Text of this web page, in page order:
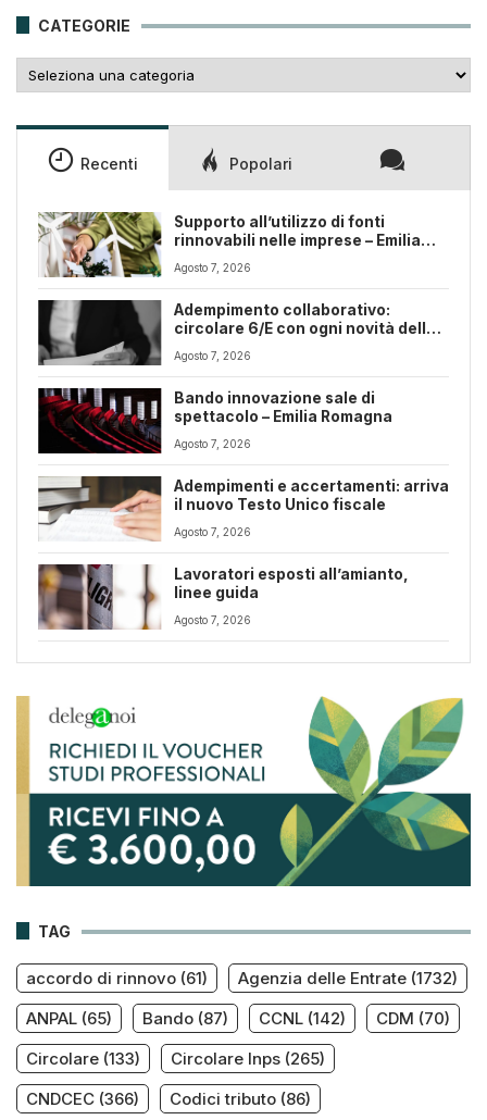
CATEGORIE
Recenti Popolari
Supporto all’utilizzo di fonti
rinnovabili nelle imprese – Emilia
Romagna
Agosto 7, 2026
Adempimento collaborativo:
circolare 6/E con ogni novità della
riforma fiscale
Agosto 7, 2026
Bando innovazione sale di
spettacolo – Emilia Romagna
Agosto 7, 2026
Adempimenti e accertamenti: arriva
il nuovo Testo Unico fiscale
Agosto 7, 2026
Lavoratori esposti all’amianto,
linee guida
Agosto 7, 2026
TAG
accordo di rinnovo (61) Agenzia delle Entrate (1732)
ANPAL (65) Bando (87) CCNL (142) CDM (70)
Circolare (133) Circolare Inps (265)
CNDCEC (366) Codici tributo (86)